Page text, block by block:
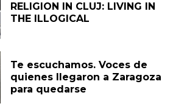
RELIGION IN CLUJ: LIVING IN
THE ILLOGICAL
Te escuchamos. Voces de
quienes llegaron a Zaragoza
para quedarse